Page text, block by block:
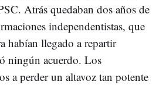
Atrás quedaban dos años de
independentistas, que
habían llegado a repartir
ningún acuerdo. Los
a perder un altavoz tan potente